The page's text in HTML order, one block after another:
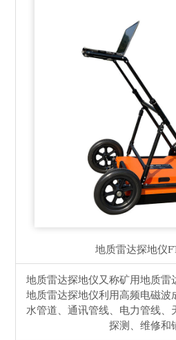
地质雷达探地仪
地质雷达探地仪又称矿用地质雷
地质雷达探地仪利用高频电磁波
水管道、通讯管线、电力管线、
探测、维修和